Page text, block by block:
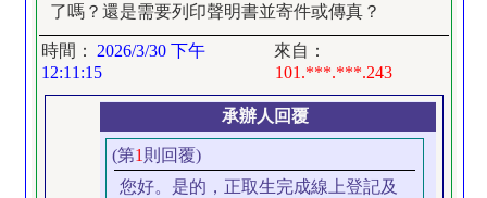
了嗎？還是需要列印聲明書並寄件或傳真？
時間：
2026/3/30 下午
12:11:15
來自：
101.***.***.243
承辦人回覆
(第1 則回覆)
您好。是的，正取生完成線上登記及